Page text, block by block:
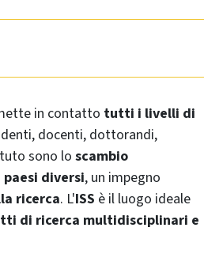
in contatto tutti i livelli di
docenti, dottorandi,
sono lo scambio
diversi, un impegno
ricerca. L'ISS è il luogo ideale
di ricerca multidisciplinari e